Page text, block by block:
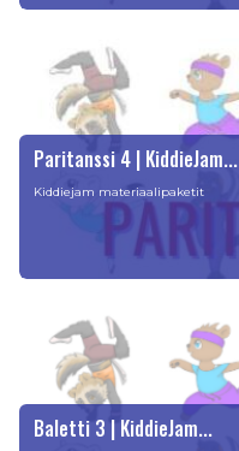
Paritanssi 4 | KiddieJam...
Kiddiejam materiaalipaketit
Baletti 3 | KiddieJam...